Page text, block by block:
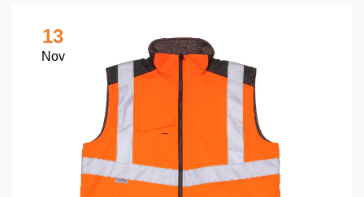
13
Nov